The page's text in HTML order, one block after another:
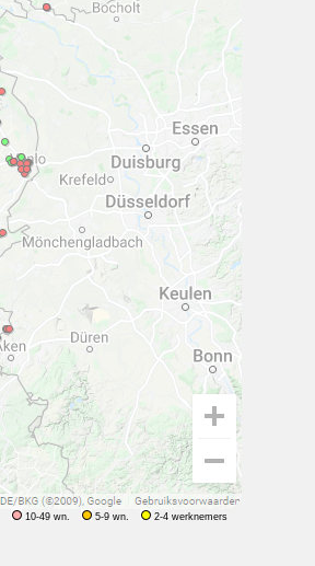
10-49 wn. 5-9 wn. 2-4 werknemers